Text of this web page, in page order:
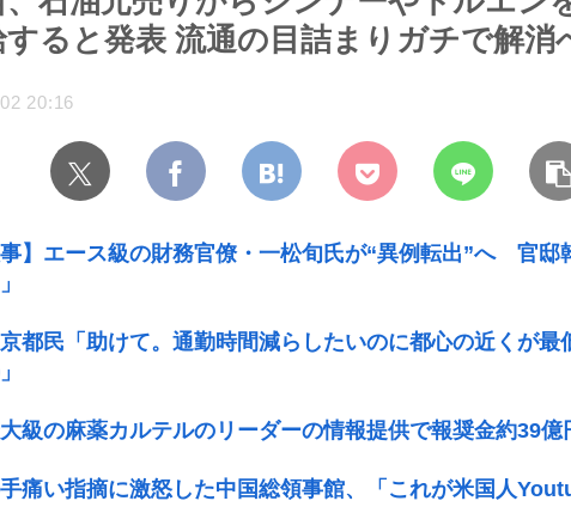
すると発表 流通の目詰まりガチで解消
20:16
事】エース級の財務官僚・一松旬氏が“異例転出”へ 官邸
京都民「助けて。通勤時間減らしたいのに都心の近くが最
級の麻薬カルテルのリーダーの情報提供で報奨金約39億
痛い指摘に激怒した中国総領事館、「これが米国人